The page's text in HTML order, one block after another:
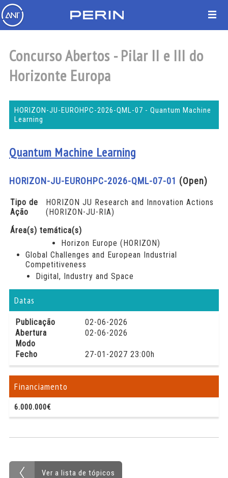
Concurso Abertos - Pilar II e III do
Horizonte Europa
HORIZON-JU-EUROHPC-2026-QML-07 - Quantum Machine
Learning
Quantum Machine Learning
HORIZON-JU-EUROHPC-2026-QML-07-01 (Open)
Tipo de
Ação
HORIZON JU Research and Innovation Actions
(HORIZON-JU-RIA)
Área(s) temática(s)
Horizon Europe (HORIZON)
Global Challenges and European Industrial
Competitiveness
Digital, Industry and Space
Datas
Publicação
02-06-2026
Abertura
02-06-2026
Modo
Fecho
27-01-2027 23:00h
Financiamento
6.000.000€
Ver a lista de tópicos